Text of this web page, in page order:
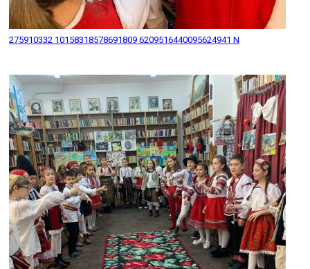
275910332 10158318578691809 6209516440095624941 N